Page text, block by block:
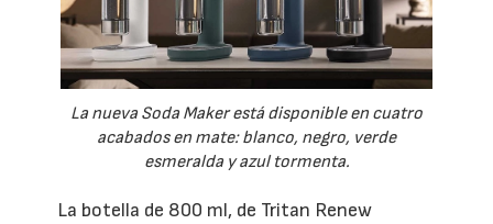
La nueva Soda Maker está disponible en cuatro
acabados en mate: blanco, negro, verde
esmeralda y azul tormenta.
La botella de 800 ml, de Tritan Renew